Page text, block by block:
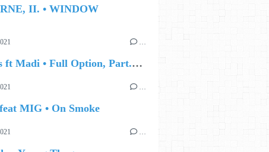
II. • WINDOW
…
Moums ft Madi • Full Option, Part.4 (Freestyle)
…
MIG • On Smoke
…